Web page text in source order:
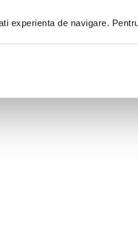
experienta de navigare.